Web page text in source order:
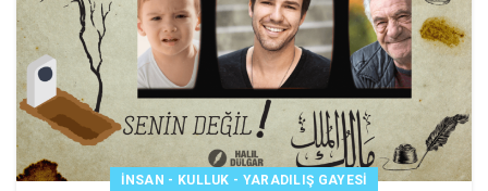
İNSAN - KULLUK - YARADILIŞ GAYESI